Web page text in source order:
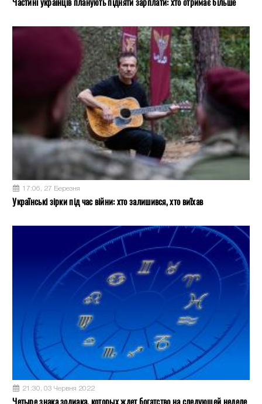
17:06, 27 Березня
Українські зірки під час війни: хто залишився, хто виїхав
21:30, 03 Червня 2022
Четыре знака зодиака, которых ждет богатство на следующей неделе